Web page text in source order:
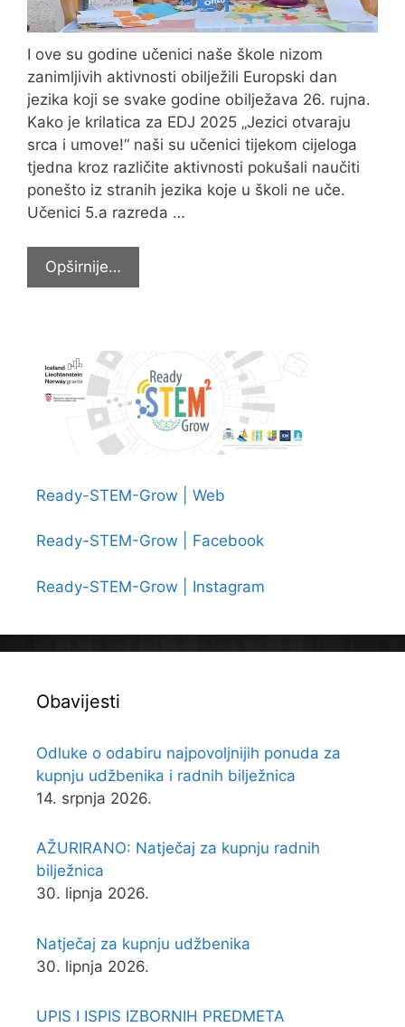
I ove su godine učenici naše škole nizom
zanimljivih aktivnosti obilježili Europski dan
jezika koji se svake godine obilježava 26. rujna.
Kako je krilatica za EDJ 2025 „Jezici otvaraju
srca i umove!“ naši su učenici tijekom cijeloga
tjedna kroz različite aktivnosti pokušali naučiti
ponešto iz stranih jezika koje u školi ne uče.
Učenici 5.a razreda …
Opširnije…
ZANIMLJIVE
EUROPSKI
DAN
JEZIKA
Ready-STEM-Grow | Web
Ready-STEM-Grow | Facebook
Ready-STEM-Grow | Instagram
Obavijesti
Odluke o odabiru najpovoljnijih ponuda za
kupnju udžbenika i radnih bilježnica
14. srpnja 2026.
AŽURIRANO: Natječaj za kupnju radnih
bilježnica
30. lipnja 2026.
Natječaj za kupnju udžbenika
30. lipnja 2026.
UPIS I ISPIS IZBORNIH PREDMETA